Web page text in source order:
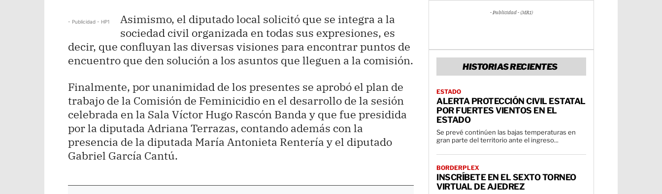
- Publicidad - HP1
Asimismo, el diputado local solicitó que se integra a la
sociedad civil organizada en todas sus expresiones, es
decir, que confluyan las diversas visiones para encontrar puntos de
encuentro que den solución a los asuntos que lleguen a la comisión.
Finalmente, por unanimidad de los presentes se aprobó el plan de
trabajo de la Comisión de Feminicidio en el desarrollo de la sesión
celebrada en la Sala Víctor Hugo Rascón Banda y que fue presidida
por la diputada Adriana Terrazas, contando además con la
presencia de la diputada María Antonieta Rentería y el diputado
Gabriel García Cantú.
- Publicidad - (MR1)
HISTORIAS RECIENTES
ESTADO
ALERTA PROTECCIÓN CIVIL ESTATAL
POR FUERTES VIENTOS EN EL
ESTADO
Se prevé continúen las bajas temperaturas en
gran parte del territorio ante el ingreso...
BORDERPLEX
INSCRÍBETE EN EL SEXTO TORNEO
VIRTUAL DE AJEDREZ